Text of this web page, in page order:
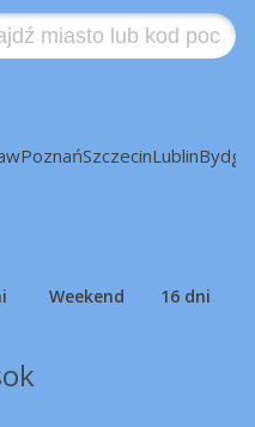
PoznańSzczecinLublin
Weekend 16 dni